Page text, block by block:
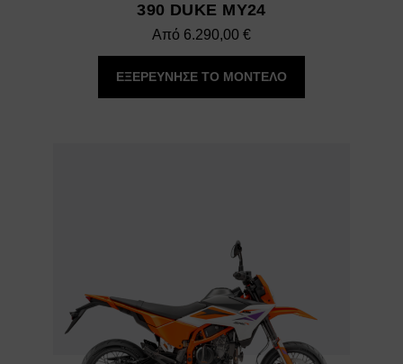
390 DUKE MY24
Από 6.290,00 €
ΕΞΕΡΕΥΝΗΣΕ ΤΟ ΜΟΝΤΕΛΟ